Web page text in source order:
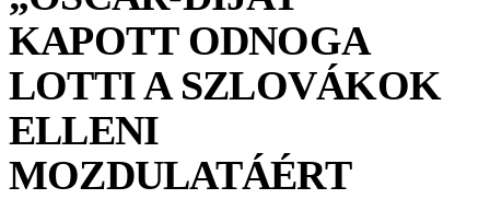
KAPOTT ODNOGA
LOTTI A SZLOVÁKOK
ELLENI
MOZDULATÁÉRT